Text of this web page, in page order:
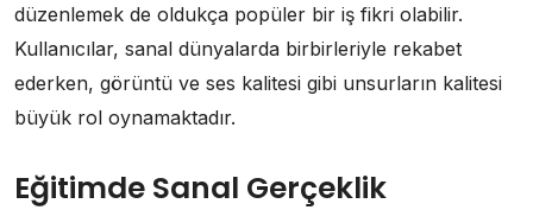
düzenlemek de oldukça popüler bir iş fikri olabilir.
Kullanıcılar, sanal dünyalarda birbirleriyle rekabet
ederken, görüntü ve ses kalitesi gibi unsurların kalitesi
büyük rol oynamaktadır.
Eğitimde Sanal Gerçeklik